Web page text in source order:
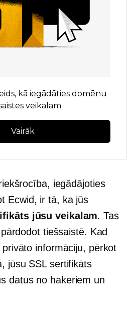
kā iegādāties domēnu
veikalam
Vairāk
iegādājoties
Ecwid, ir tā, ka jūs
jūsu veikalam. Tas
tiešsaistē. Kad
informāciju, pērkot
jūsu SSL sertifikāts
datus no hakeriem un